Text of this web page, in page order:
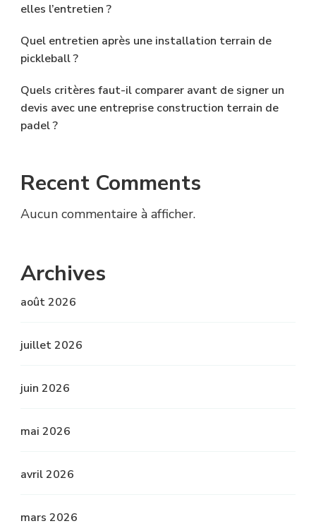
elles l’entretien ?
Quel entretien après une installation terrain de
pickleball ?
Quels critères faut-il comparer avant de signer un
devis avec une entreprise construction terrain de
padel ?
Recent Comments
Aucun commentaire à afficher.
Archives
août 2026
juillet 2026
juin 2026
mai 2026
avril 2026
mars 2026